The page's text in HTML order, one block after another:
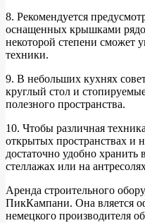
8. Рекомендуется
оснащенных крышками
некоторой степени сможет
техники.
9. В небольших кухнях
круглый стол и
полезного пространства.
10. Чтобы различная
открытых пространствах и
достаточно удобно хранить
стеллажах или на
Аренда строительного
ПикКампани. Она вляется
немецкого производителя